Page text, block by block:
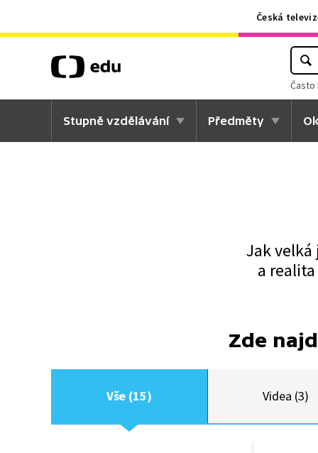
Česká
Často
Stupně vzdělávání Předměty
Jak velká
a
Zde
Vše (15) Videa (3)